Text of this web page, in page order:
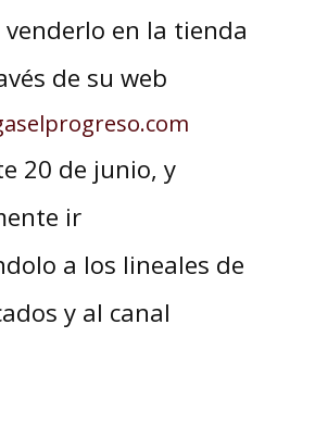
venderlo en la tienda
de su web
20 de junio, y
ir
a los lineales de
y al canal